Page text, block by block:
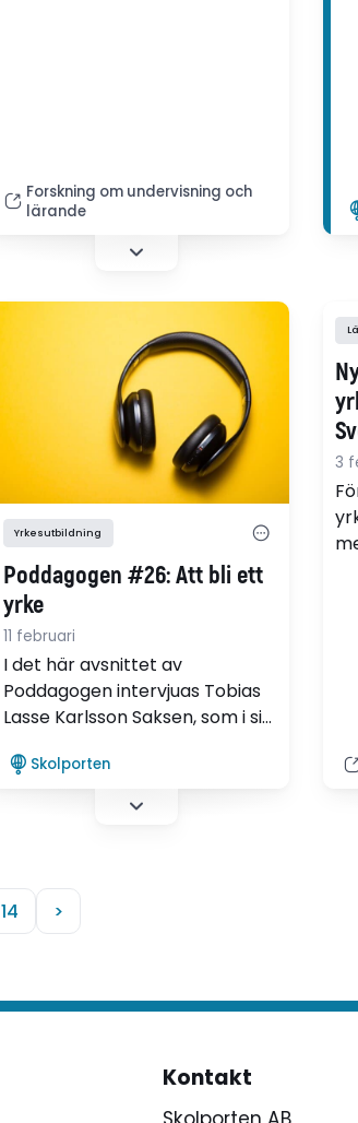
förutsättningar för en sådan
förståelse. (pdf)
Forskning om undervisning och
lärande
Yrkesutbildning
Poddagogen #26: Att bli ett
yrke
11 februari
I det här avsnittet av
Poddagogen intervjuas Tobias
Lasse Karlsson Saksen, som i sin
yrkesidentitet formas i
utbildning och arbetsliv.
socialiseras in i ett yrke, vilka
normer som präglar processen
verklighetens krav.
Skolporten
3
14 >
Kontakt